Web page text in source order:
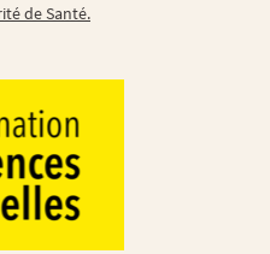
de Santé.